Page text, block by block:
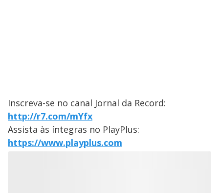
Inscreva-se no canal Jornal da Record:
http://r7.com/mYfx
Assista às íntegras no PlayPlus:
https://www.playplus.com